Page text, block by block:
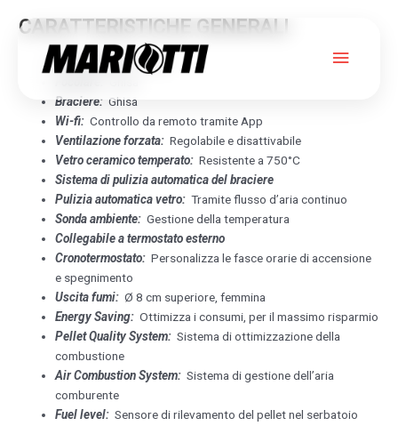
Menu
BLADE H 23 EVO
ACCIAIO
EDILKAMIN
CARATTERISTICHE GENERALI
Rivestimento: Acciaio
Braciere: Ghisa
Wi-fi: Controllo da remoto tramite App
Ventilazione forzata: Regolabile e disattivabile
Vetro ceramico temperato: Resistente a 750°C
Sistema di pulizia automatica del braciere
Pulizia automatica vetro: Tramite flusso d’aria continuo
Sonda ambiente: Gestione della temperatura
Collegabile a termostato esterno
Cronotermostato: Personalizza le fasce orarie di accensione
e spegnimento
Uscita fumi: Ø 8 cm superiore, femmina
Energy Saving: Ottimizza i consumi, per il massimo risparmio
Pellet Quality System: Sistema di ottimizzazione della
combustione
Air Combustion System: Sistema di gestione dell’aria
comburente
Fuel level: Sensore di rilevamento del pellet nel serbatoio